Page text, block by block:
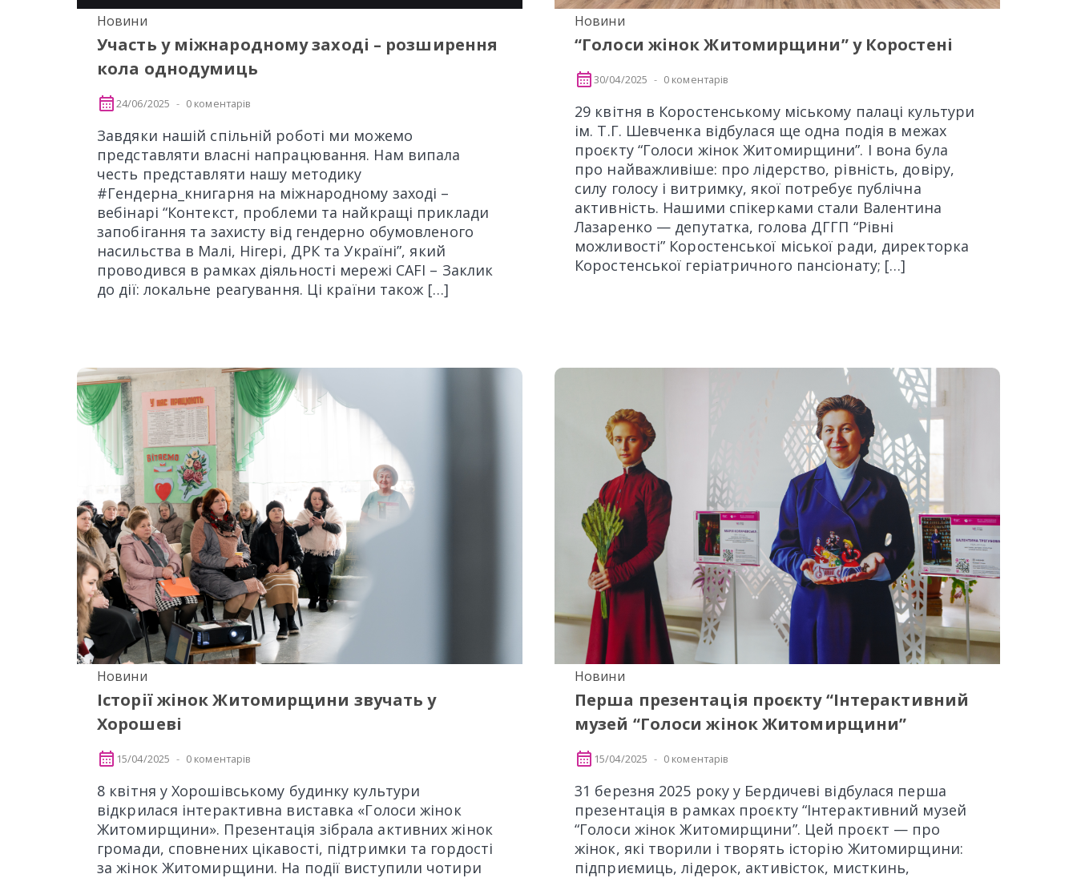
Новини
Участь у міжнародному заході – розширення
кола однодумиць
24/06/2025 0 коментарів
Завдяки нашій спільній роботі ми можемо
представляти власні напрацювання. Нам випала
честь представляти нашу методику
#Гендерна_книгарня на міжнародному заході –
вебінарі “Контекст, проблеми та найкращі приклади
запобігання та захисту від гендерно обумовленого
насильства в Малі, Нігері, ДРК та Україні”, який
проводився в рамках діяльності мережі CAFI – Заклик
до дії: локальне реагування. Ці країни також […]
Новини
“Голоси жінок Житомирщини” у Коростені
30/04/2025 0 коментарів
29 квітня в Коростенському міському палаці культури
ім. Т.Г. Шевченка відбулася ще одна подія в межах
проєкту “Голоси жінок Житомирщини”. І вона була
про найважливіше: про лідерство, рівність, довіру,
силу голосу і витримку, якої потребує публічна
активність. Нашими спікерками стали Валентина
Лазаренко — депутатка, голова ДГГП “Рівні
можливості” Коростенської міської ради, директорка
Коростенської геріатричного пансіонату; […]
Новини
Історії жінок Житомирщини звучать у
Хорошеві
15/04/2025 0 коментарів
8 квітня у Хорошівському будинку культури
відкрилася інтерактивна виставка «Голоси жінок
Житомирщини». Презентація зібрала активних жінок
громади, сповнених цікавості, підтримки та гордості
за жінок Житомирщини. На події виступили чотири
Новини
Перша презентація проєкту “Інтерактивний
музей “Голоси жінок Житомирщини”
15/04/2025 0 коментарів
31 березня 2025 року у Бердичеві відбулася перша
презентація в рамках проєкту “Інтерактивний музей
“Голоси жінок Житомирщини”. Цей проєкт — про
жінок, які творили і творять історію Житомирщини:
підприємиць, лідерок, активісток, мисткинь,